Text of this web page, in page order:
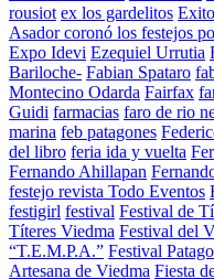
rousiot ex los gardelitos
Asador coronó los festejos
Expo Idevi Ezequiel Urrutia
Bariloche- Fabian Spataro
Montecino Odarda Fairfax
Guidi farmacias faro de rio
marina feb patagones
del libro feria ida y vuelta
Fernando Ahillapan
festejo revista Todo Eventos
festigirl festival Festival de
Títeres Viedma Festival del
“T.E.M.P.A.” Festival
Artesana de Viedma Fiesta